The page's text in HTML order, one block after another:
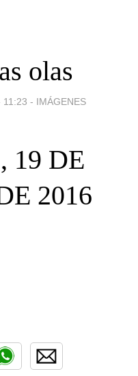
olas
11:23 - IMÁGENES
19 DE
2016